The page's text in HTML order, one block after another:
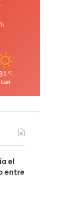
℃
Lun
el
entre